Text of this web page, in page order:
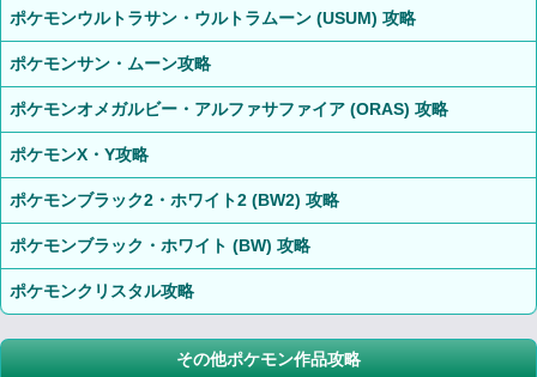
ポケモンウルトラサン・ウルトラムーン (USUM) 攻略
ポケモンサン・ムーン攻略
ポケモンオメガルビー・アルファサファイア (ORAS) 攻略
ポケモンX・Y攻略
ポケモンブラック2・ホワイト2 (BW2) 攻略
ポケモンブラック・ホワイト (BW) 攻略
ポケモンクリスタル攻略
その他ポケモン作品攻略